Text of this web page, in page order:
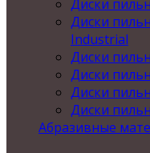
Диски
Диски
Industrial
Диски
Диски
Диски
Диски
Абразивные